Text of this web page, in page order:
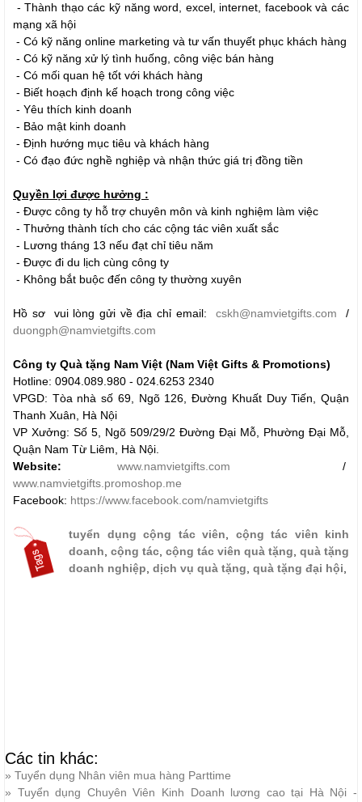
- Thành thạo các kỹ năng word, excel, internet, facebook và các
mạng xã hội
- Có kỹ năng online marketing và tư vấn thuyết phục khách hàng
- Có kỹ năng xử lý tình huống, công việc bán hàng
- Có mối quan hệ tốt với khách hàng
- Biết hoạch định kế hoạch trong công việc
- Yêu thích kinh doanh
- Bảo mật kinh doanh
- Định hướng mục tiêu và khách hàng
- Có đạo đức nghề nghiệp và nhận thức giá trị đồng tiền
Quyền lợi được hưởng :
- Được công ty hỗ trợ chuyên môn và kinh nghiệm làm việc
- Thưởng thành tích cho các cộng tác viên xuất sắc
- Lương tháng 13 nếu đạt chỉ tiêu năm
- Được đi du lịch cùng công ty
- Không bắt buộc đến công ty thường xuyên
Hồ sơ vui lòng gửi về địa chỉ email: cskh@namvietgifts.com /
duongph@namvietgifts.com
Công ty Quà tặng Nam Việt (Nam Việt Gifts & Promotions)
Hotline: 0904.089.980 - 024.6253 2340
VPGD: Tòa nhà số 69, Ngõ 126, Đường Khuất Duy Tiến, Quận
Thanh Xuân, Hà Nội
VP Xưởng: Số 5, Ngõ 509/29/2 Đường Đại Mỗ, Phường Đại Mỗ,
Quận Nam Từ Liêm, Hà Nội.
Website:
www.namvietgifts.com /
www.namvietgifts.promoshop.me
Facebook: https://www.facebook.com/namvietgifts
tuyển dụng cộng tác viên, cộng tác viên kinh
doanh, cộng tác, cộng tác viên quà tặng, quà tặng
doanh nghiệp, dịch vụ quà tặng, quà tặng đại hội,
Các tin khác:
» Tuyển dụng Nhân viên mua hàng Parttime
» Tuyển dụng Chuyên Viên Kinh Doanh lương cao tại Hà Nội -